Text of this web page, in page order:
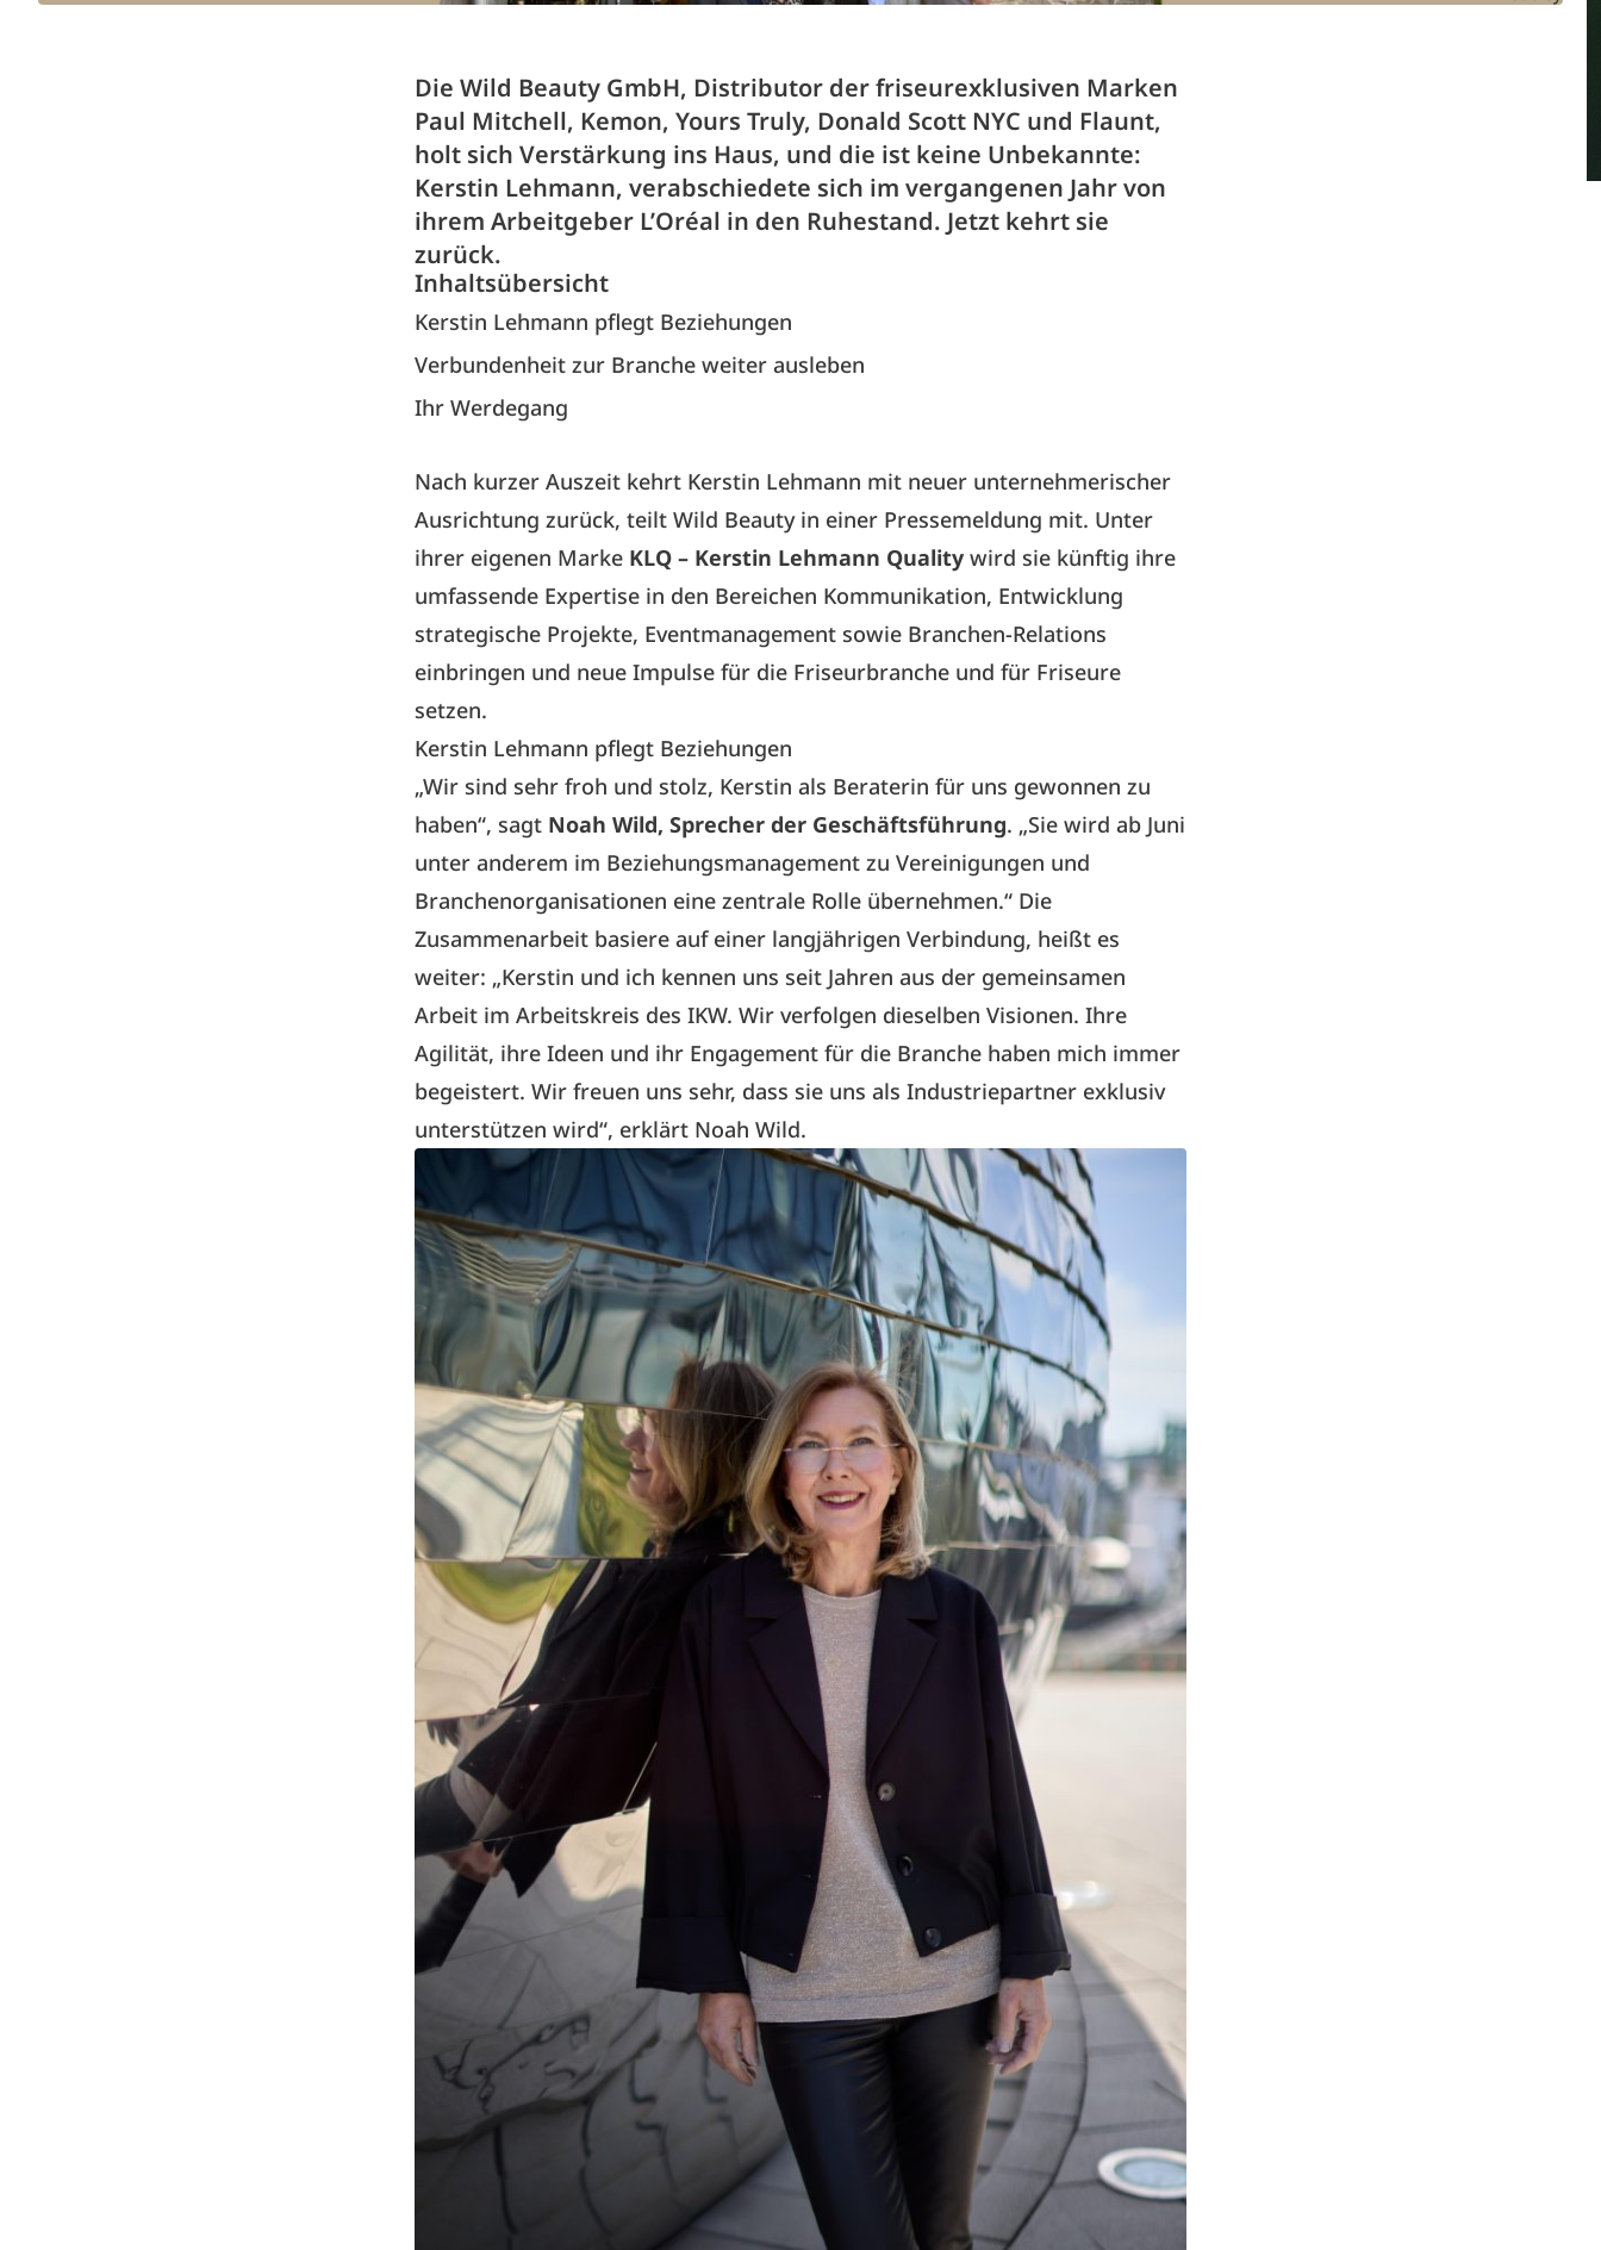
Die Wild Beauty GmbH, Distributor der friseurexklusiven Marken
Paul Mitchell, Kemon, Yours Truly, Donald Scott NYC und Flaunt,
holt sich Verstärkung ins Haus, und die ist keine Unbekannte:
Kerstin Lehmann, verabschiedete sich im vergangenen Jahr von
ihrem Arbeitgeber L’Oréal in den Ruhestand. Jetzt kehrt sie
zurück.
Inhaltsübersicht
Kerstin Lehmann pflegt Beziehungen
Verbundenheit zur Branche weiter ausleben
Ihr Werdegang
Nach kurzer Auszeit kehrt Kerstin Lehmann mit neuer unternehmerischer
Ausrichtung zurück, teilt Wild Beauty in einer Pressemeldung mit. Unter
ihrer eigenen Marke KLQ – Kerstin Lehmann Quality wird sie künftig ihre
umfassende Expertise in den Bereichen Kommunikation, Entwicklung
strategische Projekte, Eventmanagement sowie Branchen-Relations
einbringen und neue Impulse für die Friseurbranche und für Friseure
setzen.
Kerstin Lehmann pflegt Beziehungen
„Wir sind sehr froh und stolz, Kerstin als Beraterin für uns gewonnen zu
haben“, sagt Noah Wild, Sprecher der Geschäftsführung. „Sie wird ab Juni
unter anderem im Beziehungsmanagement zu Vereinigungen und
Branchenorganisationen eine zentrale Rolle übernehmen.“ Die
Zusammenarbeit basiere auf einer langjährigen Verbindung, heißt es
weiter: „Kerstin und ich kennen uns seit Jahren aus der gemeinsamen
Arbeit im Arbeitskreis des IKW. Wir verfolgen dieselben Visionen. Ihre
Agilität, ihre Ideen und ihr Engagement für die Branche haben mich immer
begeistert. Wir freuen uns sehr, dass sie uns als Industriepartner exklusiv
unterstützen wird“, erklärt Noah Wild.